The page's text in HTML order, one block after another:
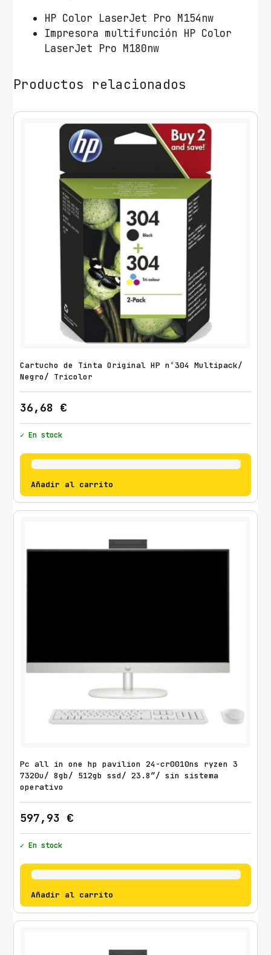
HP Color LaserJet Pro M154nw
Impresora multifunción HP Color
LaserJet Pro M180nw
Productos relacionados
Cartucho de Tinta Original HP nº304 Multipack/
Negro/ Tricolor
36,68 €
✓ En stock
Añadir al carrito
Pc all in one hp pavilion 24-cr0010ns ryzen 3
7320u/ 8gb/ 512gb ssd/ 23.8″/ sin sistema
operativo
597,93 €
✓ En stock
Añadir al carrito